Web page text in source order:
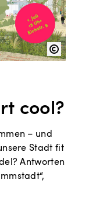
cool?
– und
Stadt fit
Antworten